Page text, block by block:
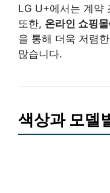
LG U+에서는 계약
또한, 온라인 쇼핑몰
을 통해 더욱 저렴
많습니다.
색상과 모델